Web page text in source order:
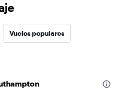
Vuelos populares